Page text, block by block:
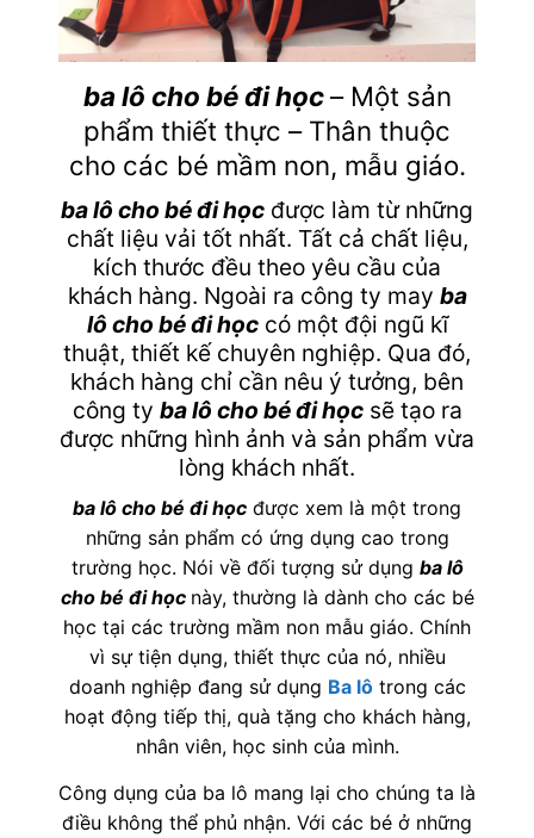
ba lô cho bé đi học– Một sản
phẩm thiết thực – Thân thuộc
cho các bé mầm non, mẫu giáo.
ba lô cho bé đi học được làm từ những
chất liệu vải tốt nhất. Tất cả chất liệu,
kích thước đều theo yêu cầu của
khách hàng. Ngoài ra công ty may ba
lô cho bé đi họccó một đội ngũ kĩ
thuật, thiết kế chuyên nghiệp. Qua đó,
khách hàng chỉ cần nêu ý tưởng, bên
công ty ba lô cho bé đi họcsẽ tạo ra
được những hình ảnh và sản phẩm vừa
lòng khách nhất.
ba lô cho bé đi học được xem là một trong
những sản phẩm có ứng dụng cao trong
trường học. Nói về đối tượng sử dụng ba lô
cho bé đi học này, thường là dành cho các bé
học tại các trường mầm non mẫu giáo. Chính
vì sự tiện dụng, thiết thực của nó, nhiều
doanh nghiệp đang sử dụng Ba lôtrong các
hoạt động tiếp thị, quà tặng cho khách hàng,
nhân viên, học sinh của mình.
Công dụng của ba lô mang lại cho chúng ta là
điều không thể phủ nhận. Với các bé ở những